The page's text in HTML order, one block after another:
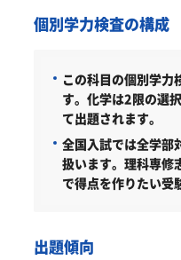
個別学力検査の構成
この科目の個別学
す。 化学は2限の選
て出題されます。
全国入試では全学部
扱います。理科専修
で得点を作りたい受
出題傾向